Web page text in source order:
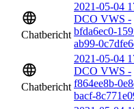
Chatbericht
2021-05-04
DCO VWS -
bfda6ec0-
ab99-
Chatbericht
2021-05-04
DCO VWS -
f864ee8b-
bacf-